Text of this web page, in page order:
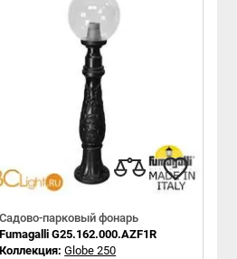
Садово-парковый фонарь
Fumagalli G25.162.000.AZF1R
Коллекция:Globe 250